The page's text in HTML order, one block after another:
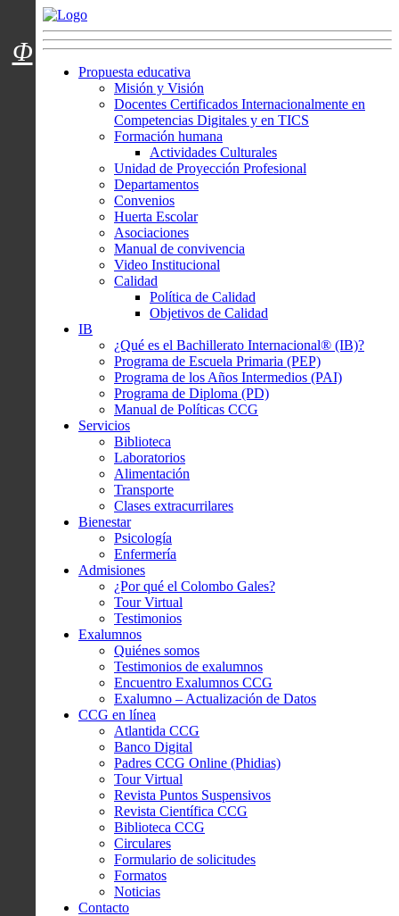
Menú usuarios
Propuesta educativa
Misión y Visión
Docentes Certificados Internacionalmente en
Competencias Digitales y en TICS
Formación humana
Actividades Culturales
Unidad de Proyección Profesional
Departamentos
Convenios
Huerta Escolar
Asociaciones
Manual de convivencia
Video Institucional
Calidad
Política de Calidad
Objetivos de Calidad
IB
¿Qué es el Bachillerato Internacional® (IB)?
Programa de Escuela Primaria (PEP)
Programa de los Años Intermedios (PAI)
Programa de Diploma (PD)
Manual de Políticas CCG
Servicios
Biblioteca
Laboratorios
Alimentación
Transporte
Clases extracurrilares
Bienestar
Psicología
Enfermería
Admisiones
¿Por qué el Colombo Gales?
Tour Virtual
Testimonios
Exalumnos
Quiénes somos
Testimonios de exalumnos
Encuentro Exalumnos CCG
Exalumno – Actualización de Datos
CCG en línea
Atlantida CCG
Banco Digital
Padres CCG Online (Phidias)
Tour Virtual
Revista Puntos Suspensivos
Revista Científica CCG
Biblioteca CCG
Circulares
Formulario de solicitudes
Formatos
Noticias
Contacto
Φ